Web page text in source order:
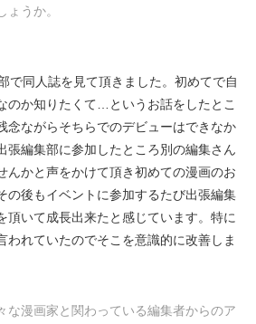
うか。
で同人誌を見て頂きました。初めてで自
のか知りたくて…というお話をしたとこ
念ながらそちらでのデビューはできなか
張編集部に参加したところ別の編集さん
んかと声をかけて頂き初めての漫画のお
の後もイベントに参加するたび出張編集
頂いて成長出来たと感じています。特に
われていたのでそこを意識的に改善しま
漫画家と関わっている編集者からのア